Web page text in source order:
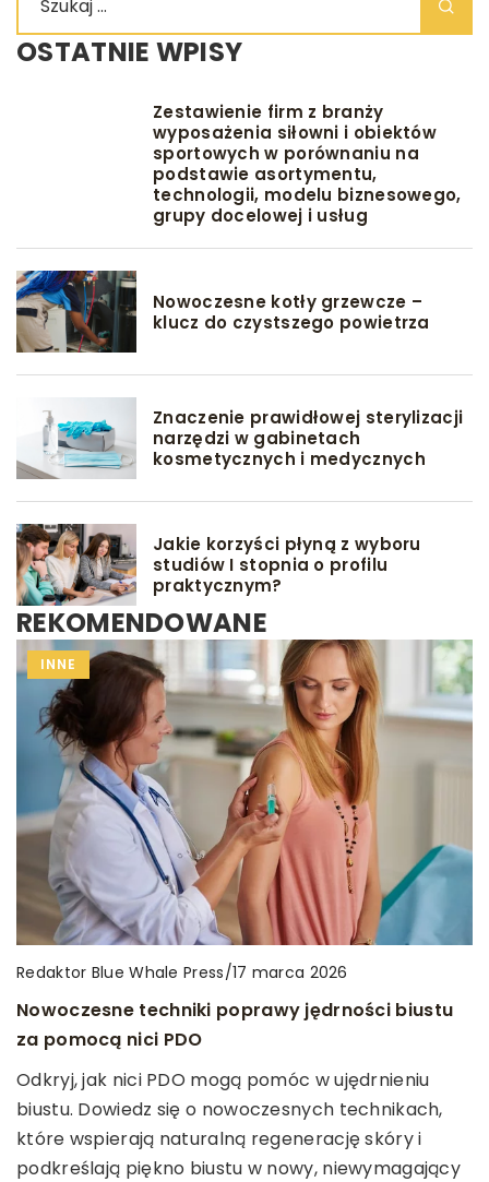
OSTATNIE WPISY
Zestawienie firm z branży
wyposażenia siłowni i obiektów
sportowych w porównaniu na
podstawie asortymentu,
technologii, modelu biznesowego,
grupy docelowej i usług
Nowoczesne kotły grzewcze –
klucz do czystszego powietrza
Znaczenie prawidłowej sterylizacji
narzędzi w gabinetach
kosmetycznych i medycznych
Jakie korzyści płyną z wyboru
studiów I stopnia o profilu
praktycznym?
REKOMENDOWANE
INNE
Redaktor Blue Whale Press/12 czerwca 2025
Jak wybrać idealną wędkę do spinningu:
Poradnik dla początkujących
Zastanawiasz się, jak zacząć swoją przygodę ze
spinningiem? Dowiedz się, na co zwrócić uwagę
przy wyborze wędki, aby czerpać przyjemność z
wędkowania i osiągać satysfakcjonujące wyniki jako
INNE
Redaktor Blue Whale Press/17 marca 2026
Nowoczesne techniki poprawy jędrności biustu
za pomocą nici PDO
Odkryj, jak nici PDO mogą pomóc w ujędrnieniu
biustu. Dowiedz się o nowoczesnych technikach,
które wspierają naturalną regenerację skóry i
podkreślają piękno biustu w nowy, niewymagający
GRY I ZABAWY
Redaktor Blue Whale Press/6 stycznia 2024
Warsztaty z robotyki jako innowacyjna metoda
rozwijania kreatywności u dzieci i młodzieży
Poznaj innowacyjną metodę rozwijania
kreatywności u młodych ludzi poprzez warsztaty z
robotyki. Dowiedz się, jak technologia i nauka mogą
inspirować i rozwijać umiejętności.